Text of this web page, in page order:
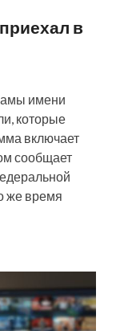
в
имени
которые
включает
сообщает
же время